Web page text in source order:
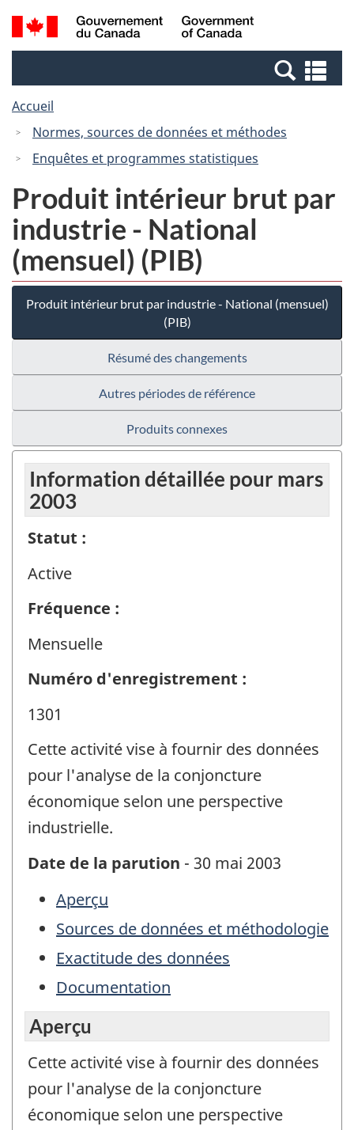
Passer
au
Passer
à
Canada
Recherche
et
et
Accueil
Normes, sources de données et méthodes
Enquêtes et programmes statistiques
Produit intérieur brut par
industrie - National
(mensuel) (PIB)
Produit intérieur brut par industrie - National (mensuel)
(PIB)
Résumé des changements
Autres périodes de référence
Produits connexes
Information détaillée pour mars
2003
Statut :
Active
Fréquence :
Mensuelle
Numéro d'enregistrement :
1301
Cette activité vise à fournir des données
pour l'analyse de la conjoncture
économique selon une perspective
industrielle.
Date de la parution - 30 mai 2003
Aperçu
Sources de données et méthodologie
Exactitude des données
Documentation
Aperçu
Cette activité vise à fournir des données
pour l'analyse de la conjoncture
économique selon une perspective